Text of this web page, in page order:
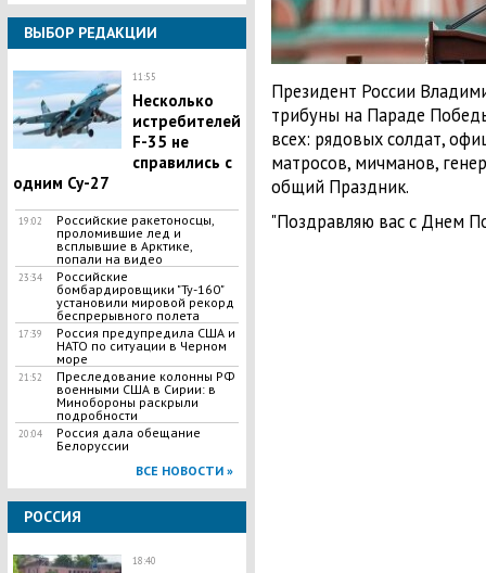
ВЫБОР РЕДАКЦИИ
11:55
Несколько
истребителей
F-35 не
справились с
одним Су-27
19:02
Российские ракетоносцы,
проломившие лед и
всплывшие в Арктике,
попали на видео
23:34
Российские
бомбардировщики "Ту-160"
установили мировой рекорд
беспрерывного полета
17:39
Россия предупредила США и
НАТО по ситуации в Черном
море
21:52
Преследование колонны РФ
военными США в Сирии: в
Минобороны раскрыли
подробности
20:04
Россия дала обещание
Белоруссии
ВСЕ НОВОСТИ »
РОССИЯ
18:40
Президент России
трибуны на Параде
всех: рядовых солдат,
матросов, мичманов,
общий Праздник.
"Поздравляю вас с Днем